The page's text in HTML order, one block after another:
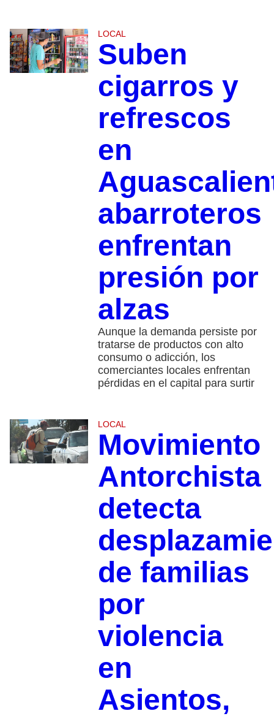
LOCAL
Suben
cigarros y
refrescos
en
abarroteros
enfrentan
presión por
alzas
Aunque la demanda persiste por
tratarse de productos con alto
consumo o adicción, los
comerciantes locales enfrentan
pérdidas en el capital para surtir
LOCAL
Movimiento
Antorchista
detecta
de familias
por
violencia
en
Asientos,